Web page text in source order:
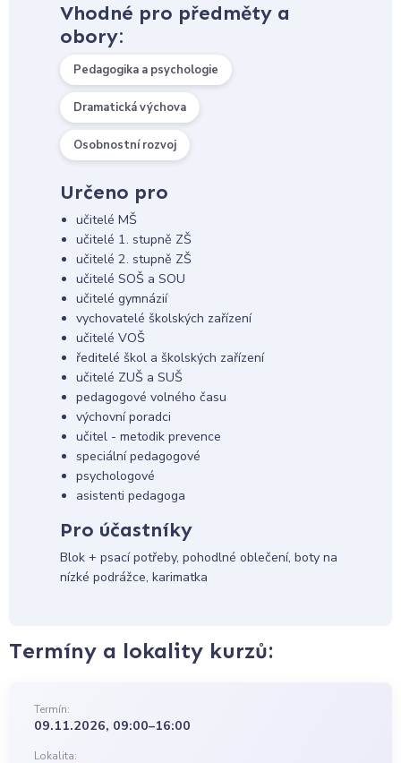
Vhodné pro předměty a
obory:
Pedagogika a psychologie
Dramatická výchova
Osobnostní rozvoj
Určeno pro
učitelé MŠ
učitelé 1. stupně ZŠ
učitelé 2. stupně ZŠ
učitelé SOŠ a SOU
učitelé gymnázií
vychovatelé školských zařízení
učitelé VOŠ
ředitelé škol a školských zařízení
učitelé ZUŠ a SUŠ
pedagogové volného času
výchovní poradci
učitel - metodik prevence
speciální pedagogové
psychologové
asistenti pedagoga
Pro účastníky
Blok + psací potřeby, pohodlné oblečení, boty na
nízké podrážce, karimatka
Termíny a lokality kurzů:
Termín:
09.11.2026, 09:00–16:00
Lokalita: